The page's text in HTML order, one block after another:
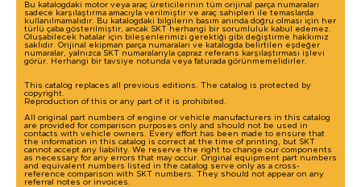
Bu katalogdaki motor veya araç üreticilerinin tüm orijinal parça numaraları
sadece karşılaştırma amacıyla verilmiştir ve araç sahipleri ile temaslarda
kullanılmamalıdır. Bu katalogdaki bilgilerin basım anında doğru olması için her
türlü çaba gösterilmiştir, ancak SKT herhangi bir sorumluluk kabul edemez.
Oluşabilecek hatalar için bileşenlerimizi gerektiği gibi değiştirme hakkımız
saklıdır. Orijinal ekipman parça numaraları ve katalogda belirtilen eşdeğer
numaralar, yalnızca SKT numaralarıyla çapraz referans karşılaştırması işlevi
görür. Herhangi bir tavsiye notunda veya faturada görünmemelidirler.
This catalog replaces all previous editions. The catalog is protected by
copyright.
Reproduction of this or any part of it is prohibited.
All original part numbers of engine or vehicle manufacturers in this catalog
are provided for comparison purposes only and should not be used in
contacts with vehicle owners. Every effort has been made to ensure that
the information in this catalog is correct at the time of printing, but SKT
cannot accept any liability. We reserve the right to change our components
as necessary for any errors that may occur. Original equipment part numbers
and equivalent numbers listed in the catalog serve only as a cross-
reference comparison with SKT numbers. They should not appear on any
referral notes or invoices.